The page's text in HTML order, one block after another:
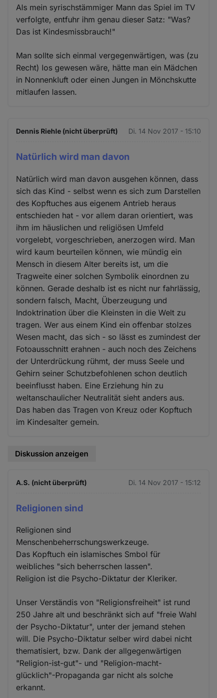
Als mein syrischstämmiger Mann das Spiel im TV
verfolgte, entfuhr ihm genau dieser Satz: "Was?
Das ist Kindesmissbrauch!"
Man sollte sich einmal vergegenwärtigen, was (zu
Recht) los gewesen wäre, hätte man ein Mädchen
in Nonnenkluft oder einen Jungen in Mönchskutte
mitlaufen lassen.
Dennis Riehle (nicht überprüft) Di. 14 Nov 2017 - 15:10
Natürlich wird man davon
Natürlich wird man davon ausgehen können, dass
sich das Kind - selbst wenn es sich zum Darstellen
des Kopftuches aus eigenem Antrieb heraus
entschieden hat - vor allem daran orientiert, was
ihm im häuslichen und religiösen Umfeld
vorgelebt, vorgeschrieben, anerzogen wird. Man
wird kaum beurteilen können, wie mündig ein
Mensch in diesem Alter bereits ist, um die
Tragweite einer solchen Symbolik einordnen zu
können. Gerade deshalb ist es nicht nur fahrlässig,
sondern falsch, Macht, Überzeugung und
Indoktrination über die Kleinsten in die Welt zu
tragen. Wer aus einem Kind ein offenbar stolzes
Wesen macht, das sich - so lässt es zumindest der
Fotoausschnitt erahnen - auch noch des Zeichens
der Unterdrückung rühmt, der muss Seele und
Gehirn seiner Schutzbefohlenen schon deutlich
beeinflusst haben. Eine Erziehung hin zu
weltanschaulicher Neutralität sieht anders aus.
Das haben das Tragen von Kreuz oder Kopftuch
im Kindesalter gemein.
Diskussion anzeigen
A.S. (nicht überprüft) Di. 14 Nov 2017 - 15:12
Religionen sind
Religionen sind
Menschenbeherrschungswerkzeuge.
Das Kopftuch ein islamisches Smbol für
weibliches "sich beherrschen lassen".
Religion ist die Psycho-Diktatur der Kleriker.
Unser Verständis von "Religionsfreiheit" ist rund
250 Jahre alt und beschränkt sich auf "freie Wahl
der Psycho-Diktatur", unter der jemand stehen
will. Die Psycho-Diktatur selber wird dabei nicht
thematisiert, bzw. Dank der allgegenwärtigen
"Religion-ist-gut"- und "Religion-macht-
glücklich"-Propaganda gar nicht als solche
erkannt.